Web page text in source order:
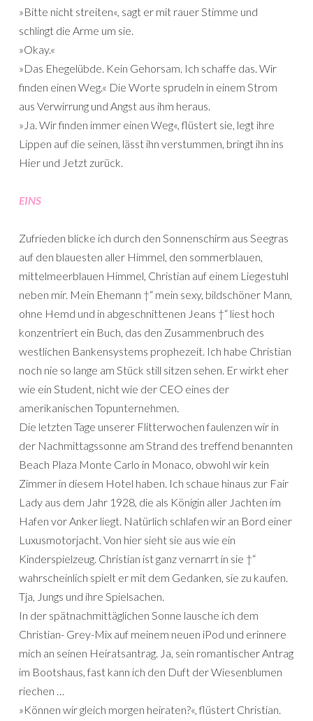
»Bitte nicht streiten«, sagt er mit rauer Stimme und
schlingt die Arme um sie.
»Okay.«
»Das Ehegelübde. Kein Gehorsam. Ich schaffe das. Wir
finden einen Weg.« Die Worte sprudeln in einem Strom
aus Verwirrung und Angst aus ihm heraus.
»Ja. Wir finden immer einen Weg«, flüstert sie, legt ihre
Lippen auf die seinen, lässt ihn verstummen, bringt ihn ins
Hier und Jetzt zurück.
EINS
Zufrieden blicke ich durch den Sonnenschirm aus Seegras
auf den blauesten aller Himmel, den sommerblauen,
mittelmeerblauen Himmel, Christian auf einem Liegestuhl
neben mir. Mein Ehemann †“ mein sexy, bildschöner Mann,
ohne Hemd und in abgeschnittenen Jeans †“ liest hoch
konzentriert ein Buch, das den Zusammenbruch des
westlichen Bankensystems prophezeit. Ich habe Christian
noch nie so lange am Stück still sitzen sehen. Er wirkt eher
wie ein Student, nicht wie der CEO eines der
amerikanischen Topunternehmen.
Die letzten Tage unserer Flitterwochen faulenzen wir in
der Nachmittagssonne am Strand des treffend benannten
Beach Plaza Monte Carlo in Monaco, obwohl wir kein
Zimmer in diesem Hotel haben. Ich schaue hinaus zur Fair
Lady aus dem Jahr 1928, die als Königin aller Jachten im
Hafen vor Anker liegt. Natürlich schlafen wir an Bord einer
Luxusmotorjacht. Von hier sieht sie aus wie ein
Kinderspielzeug. Christian ist ganz vernarrt in sie †“
wahrscheinlich spielt er mit dem Gedanken, sie zu kaufen.
Tja, Jungs und ihre Spielsachen.
In der spätnachmittäglichen Sonne lausche ich dem
Christian- Grey-Mix auf meinem neuen iPod und erinnere
mich an seinen Heiratsantrag. Ja, sein romantischer Antrag
im Bootshaus, fast kann ich den Duft der Wiesenblumen
riechen …
»Können wir gleich morgen heiraten?«, flüstert Christian.